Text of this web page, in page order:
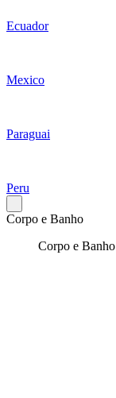
Ecuador
Mexico
Paraguai
Peru
Corpo e Banho
Corpo e Banho